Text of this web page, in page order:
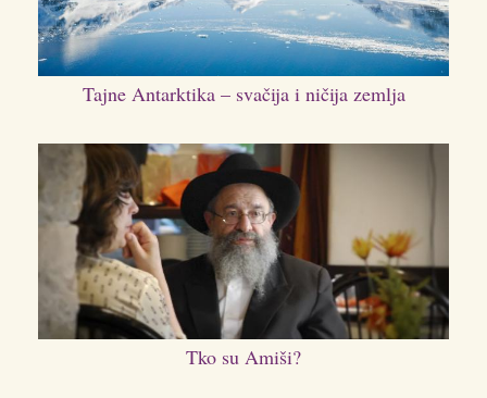
Tajne Antarktika – svačija i ničija zemlja
Tko su Amiši?